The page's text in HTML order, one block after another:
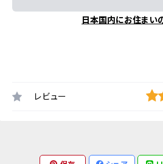
日本国内にお住まい
レビュー